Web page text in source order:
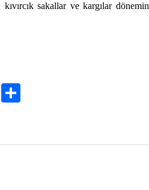
kıvırcık sakallar ve kargılar dö
Gmail